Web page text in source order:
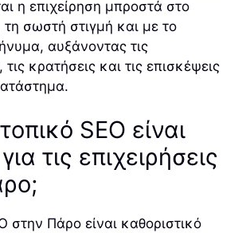
η επιχείρηση μπροστά στο
σωστή στιγμή και με το
αυξάνοντας τις
τις κρατήσεις και τις επισκέψεις
SEO είναι
τις επιχειρήσεις
στην Πάρο είναι καθοριστικό